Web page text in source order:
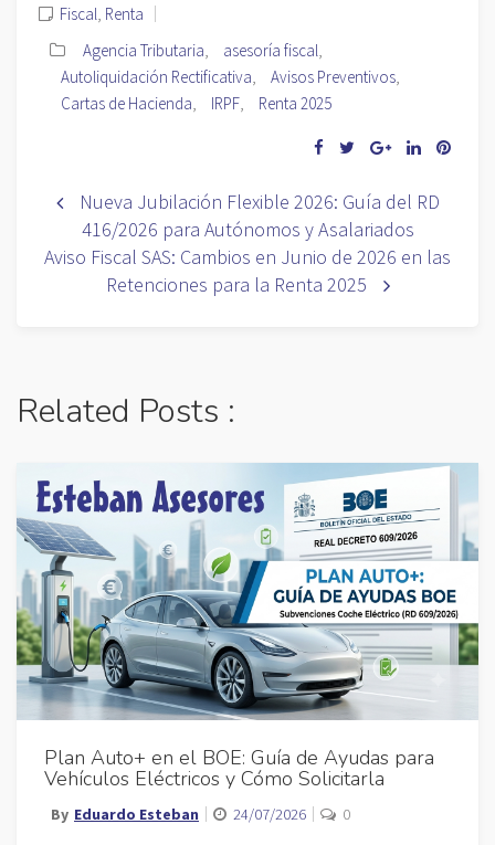
Fiscal, Renta
Agencia Tributaria, asesoría fiscal,
Autoliquidación Rectificativa, Avisos Preventivos,
Cartas de Hacienda, IRPF, Renta 2025
Nueva Jubilación Flexible 2026: Guía del RD
416/2026 para Autónomos y Asalariados
Aviso Fiscal SAS: Cambios en Junio de 2026 en las
Retenciones para la Renta 2025
Related Posts :
Plan Auto+ en el BOE: Guía de Ayudas para
Vehículos Eléctricos y Cómo Solicitarla
By Eduardo Esteban 24/07/2026 0